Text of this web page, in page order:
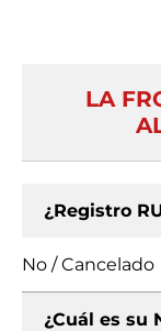
LA
¿Registro
No / Cancelado
¿Cuál es su